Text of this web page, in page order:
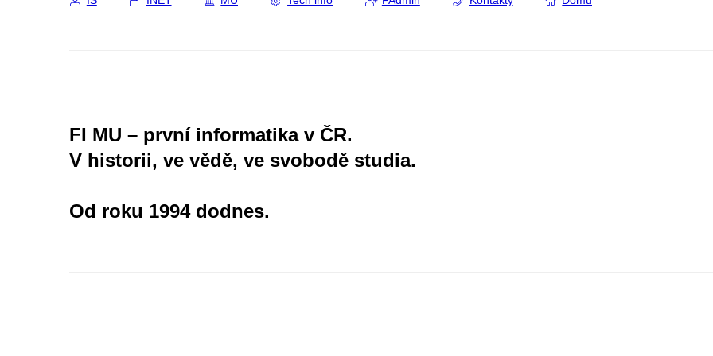
FI MU – první informatika v ČR.
V historii, ve vědě, ve svobodě studia.
Od roku 1994 dodnes.